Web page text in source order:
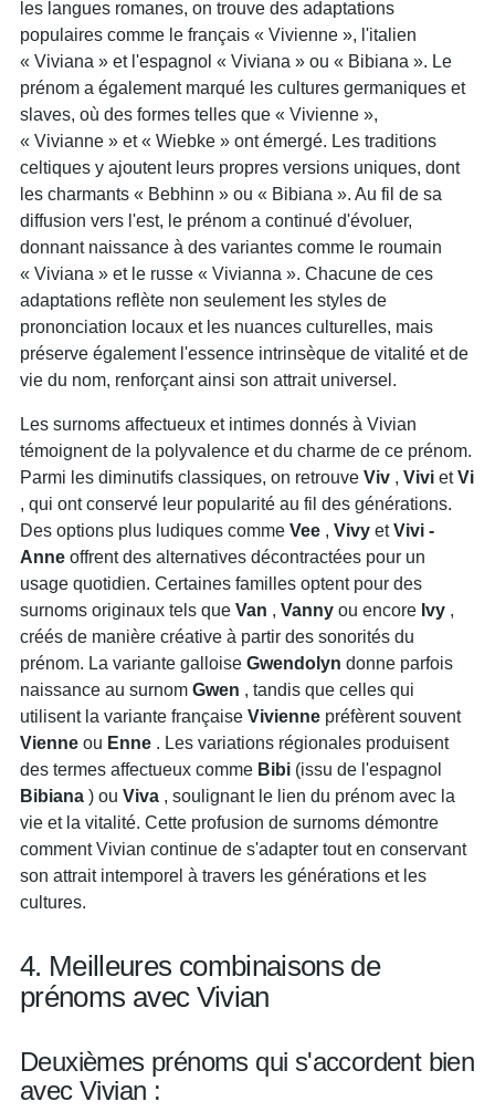
les langues romanes, on trouve des adaptations
populaires comme le français « Vivienne », l'italien
« Viviana » et l'espagnol « Viviana » ou « Bibiana ». Le
prénom a également marqué les cultures germaniques et
slaves, où des formes telles que « Vivienne »,
« Vivianne » et « Wiebke » ont émergé. Les traditions
celtiques y ajoutent leurs propres versions uniques, dont
les charmants « Bebhinn » ou « Bibiana ». Au fil de sa
diffusion vers l'est, le prénom a continué d'évoluer,
donnant naissance à des variantes comme le roumain
« Viviana » et le russe « Vivianna ». Chacune de ces
adaptations reflète non seulement les styles de
prononciation locaux et les nuances culturelles, mais
préserve également l'essence intrinsèque de vitalité et de
vie du nom, renforçant ainsi son attrait universel.
Les surnoms affectueux et intimes donnés à Vivian
témoignent de la polyvalence et du charme de ce prénom.
Parmi les diminutifs classiques, on retrouve Viv , Vivi etVi
, qui ont conservé leur popularité au fil des générations.
Des options plus ludiques comme Vee , Vivy etVivi -
Anne offrent des alternatives décontractées pour un
usage quotidien. Certaines familles optent pour des
surnoms originaux tels que Van , Vanny ou encore Ivy ,
créés de manière créative à partir des sonorités du
prénom. La variante galloise Gwendolyn donne parfois
naissance au surnom Gwen , tandis que celles qui
utilisent la variante française Vivienne préfèrent souvent
Vienne ou Enne . Les variations régionales produisent
des termes affectueux comme Bibi (issu de l'espagnol
Bibiana ) ou Viva , soulignant le lien du prénom avec la
vie et la vitalité. Cette profusion de surnoms démontre
comment Vivian continue de s'adapter tout en conservant
son attrait intemporel à travers les générations et les
cultures.
4. Meilleures combinaisons de
prénoms avec Vivian
Deuxièmes prénoms qui s'accordent bien
avec Vivian :